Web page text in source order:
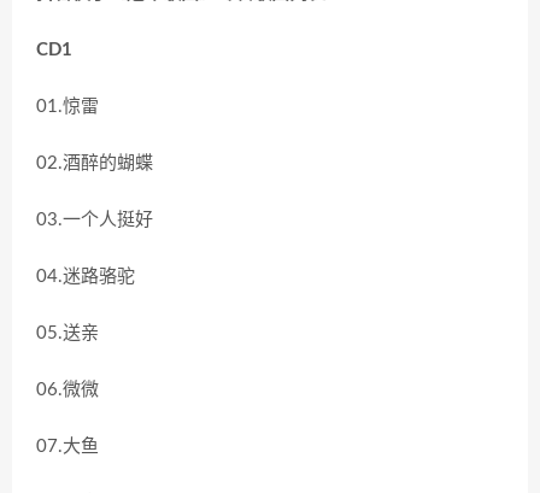
CD1
01.惊雷
02.酒醉的蝴蝶
03.一个人挺好
04.迷路骆驼
05.送亲
06.微微
07.大鱼